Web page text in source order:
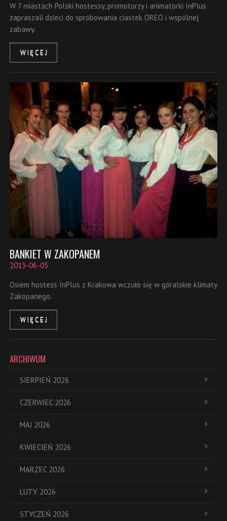
W 7 miastach Polski hostessy, promotorzy i animatorki InPlus
zapraszali dzieci do spróbowania ciastek OREO i wspólnej
zabawy.
WIĘCEJ
BANKIET W ZAKOPANEM
2013-06-05
Osiem hostess InPlus z Krakowa wczuło się w góralskie klimaty
Zakopanego.
WIĘCEJ
ARCHIWUM
SIERPIEŃ 2026
CZERWIEC 2026
MAJ 2026
KWIECIEŃ 2026
MARZEC 2026
LUTY 2026
STYCZEŃ 2026